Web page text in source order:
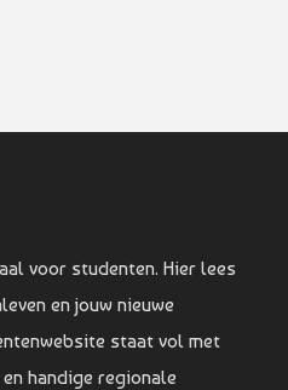
voor studenten. Hier lees
en jouw nieuwe
staat vol met
handige regionale